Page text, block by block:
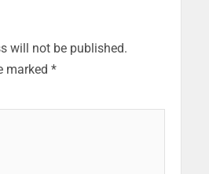
will not be published.
marked *